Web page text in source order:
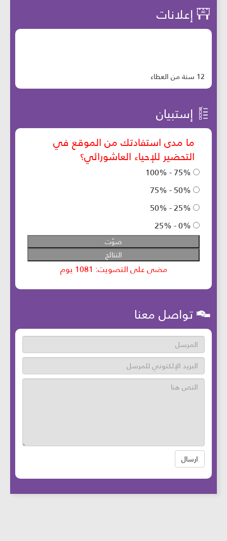
إعلانات
12 سنة من العطاء
إستبيان
تواصل معنا
ارسال